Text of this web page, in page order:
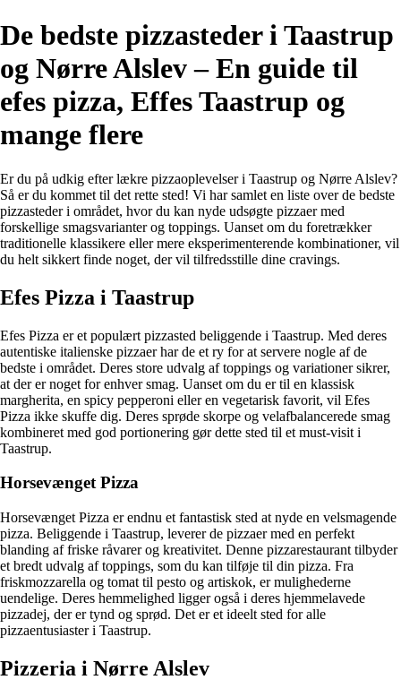
De bedste pizzasteder i Taastrup
og Nørre Alslev – En guide til
efes pizza, Effes Taastrup og
mange flere
Er du på udkig efter lækre pizzaoplevelser i Taastrup og Nørre Alslev?
Så er du kommet til det rette sted! Vi har samlet en liste over de bedste
pizzasteder i området, hvor du kan nyde udsøgte pizzaer med
forskellige smagsvarianter og toppings. Uanset om du foretrækker
traditionelle klassikere eller mere eksperimenterende kombinationer, vil
du helt sikkert finde noget, der vil tilfredsstille dine cravings.
Efes Pizza i Taastrup
Efes Pizza er et populært pizzasted beliggende i Taastrup. Med deres
autentiske italienske pizzaer har de et ry for at servere nogle af de
bedste i området. Deres store udvalg af toppings og variationer sikrer,
at der er noget for enhver smag. Uanset om du er til en klassisk
margherita, en spicy pepperoni eller en vegetarisk favorit, vil Efes
Pizza ikke skuffe dig. Deres sprøde skorpe og velafbalancerede smag
kombineret med god portionering gør dette sted til et must-visit i
Taastrup.
Horsevænget Pizza
Horsevænget Pizza er endnu et fantastisk sted at nyde en velsmagende
pizza. Beliggende i Taastrup, leverer de pizzaer med en perfekt
blanding af friske råvarer og kreativitet. Denne pizzarestaurant tilbyder
et bredt udvalg af toppings, som du kan tilføje til din pizza. Fra
friskmozzarella og tomat til pesto og artiskok, er mulighederne
uendelige. Deres hemmelighed ligger også i deres hjemmelavede
pizzadej, der er tynd og sprød. Det er et ideelt sted for alle
pizzaentusiaster i Taastrup.
Pizzeria i Nørre Alslev